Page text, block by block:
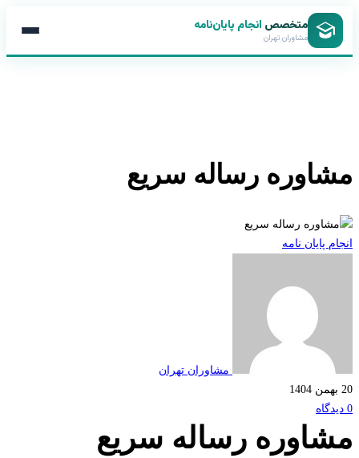
متخصصانجام پایان‌نامه
مشاوران تهران
رساله سریع
پایان نامه
مشاوران تهران
رساله سریع